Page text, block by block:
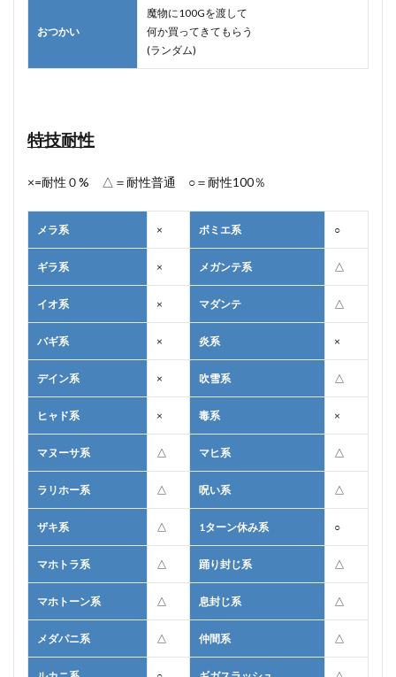
おつかい
魔物に100Gを渡して
何か買ってきてもらう
(ランダム)
特技耐性
×=耐性０% △＝耐性普通 ○＝耐性100％
メラ系 × ボミエ系 ○
ギラ系 × メガンテ系 △
イオ系 × マダンテ △
バギ系 × 炎系 ×
デイン系 × 吹雪系 △
ヒャド系 × 毒系 ×
マヌーサ系 △ マヒ系 △
ラリホー系 △ 呪い系 △
ザキ系 △ 1ターン休み系 ○
マホトラ系 △ 踊り封じ系 △
マホトーン系 △ 息封じ系 △
メダパニ系 △ 仲間系 △